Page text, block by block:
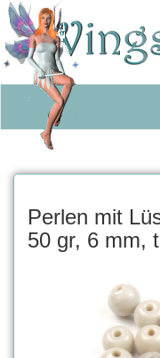
Perlen mit
50 gr, 6 mm,